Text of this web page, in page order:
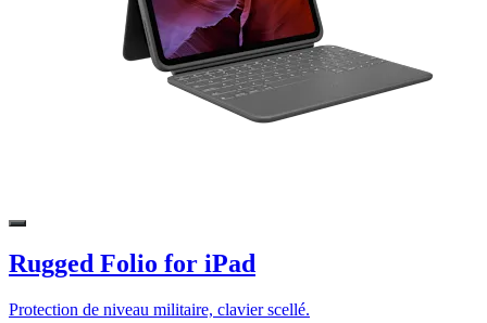
Rugged Folio for iPad
Protection de niveau militaire, clavier scellé.